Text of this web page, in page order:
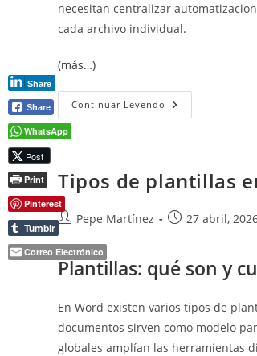
necesitan centralizar
cada archivo individual.
(más…)
Continuar Leyendo Plantillas
Globales
Para
Tipos de plantillas
Autor
de
la
entrada:
Pepe Martínez
Publicación
entrada:
27 abril,
Plantillas: qué son y
En Word existen varios tipos de
documentos sirven como modelo
globales amplían las herramientas
Share
Share
WhatsApp
Post
Print
Pinterest
Tumblr
Correo Electrónico